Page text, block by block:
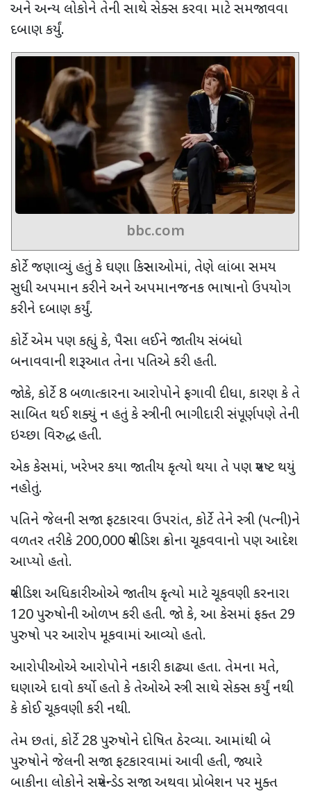
અને અન્ય લોકોને તેની સાથે સેક્સ કરવા માટે સમજાવવા
દબાણ કર્યું.
bbc.com
કોર્ટે જણાવ્યું હતું કે ઘણા કિસ્સાઓમાં, તેણે લાંબા સમય
સુધી અપમાન કરીને અને અપમાનજનક ભાષાનો ઉપયોગ
કરીને દબાણ કર્યું.
કોર્ટે એમ પણ કહ્યું કે, પૈસા લઈને જાતીય સંબંધો
બનાવવાની શરૂઆત તેના પતિએ કરી હતી.
જોકે, કોર્ટે 8 બળાત્કારના આરોપોને ફગાવી દીધા, કારણ કે તે
સાબિત થઈ શક્યું ન હતું કે સ્ત્રીની ભાગીદારી સંપૂર્ણપણે તેની
ઇચ્છા વિરુદ્ધ હતી.
એક કેસમાં, ખરેખર કયા જાતીય કૃત્યો થયા તે પણ સ્પષ્ટ થયું
નહોતું.
પતિને જેલની સજા ફટકારવા ઉપરાંત, કોર્ટે તેને સ્ત્રી (પત્ની)ને
વળતર તરીકે 200,000સ્વીડિશ ક્રોના ચૂકવવાનો પણ આદેશ
આપ્યો હતો.
સ્વીડિશ અધિકારીઓએ જાતીય કૃત્યો માટે ચૂકવણી કરનારા
120પુરુષોની ઓળખ કરી હતી. જો કે, આ કેસમાં ફક્ત 29
પુરુષો પર આરોપ મૂકવામાં આવ્યો હતો.
આરોપીઓએ આરોપોને નકારી કાઢ્યા હતા. તેમના મતે,
ઘણાએ દાવો કર્યો હતો કે તેઓએ સ્ત્રી સાથે સેક્સ કર્યું નથી
કે કોઈ ચૂકવણી કરી નથી.
તેમ છતાં, કોર્ટે 28પુરુષોને દોષિત ઠેરવ્યા. આમાંથી બે
પુરુષોને જેલની સજા ફટકારવામાં આવી હતી, જ્યારે
બાકીના લોકોને સસ્પેન્ડેડ સજા અથવા પ્રોબેશન પર મુક્ત